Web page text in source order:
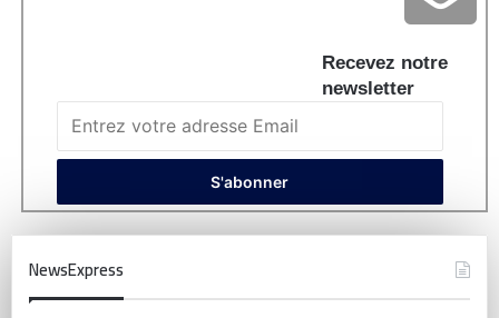
Recevez notre
newsletter
NewsExpress